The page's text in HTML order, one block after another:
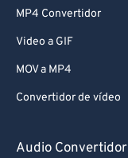
MP4 Convertidor
Video a GIF
MOV a MP4
Convertidor de vídeo
Audio Convertidor